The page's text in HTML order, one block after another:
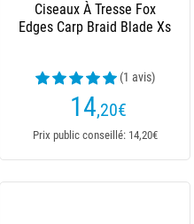
Ciseaux À Tresse Fox
Edges Carp Braid Blade Xs
(1 avis)
14,20€
Prix public conseillé: 14,20€